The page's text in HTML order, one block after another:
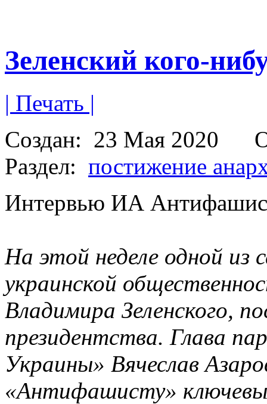
Зеленский кого-
| Печать |
Создан: 23 Мая 2020
Раздел: постижение
Интервью ИА
На этой неделе одной
украинской
Владимира Зеленского,
президентства. Глава
Украины» Вячеслав
«Антифашисту»